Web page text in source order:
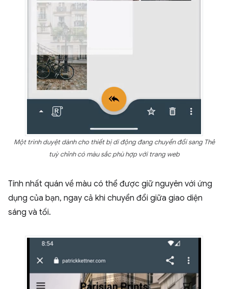
Một trình duyệt dành cho thiết bị di động đang chuyển đổi sang Thẻ
tuỳ chỉnh có màu sắc phù hợp với trang web
Tính nhất quán về màu có thể được giữ nguyên với ứng
dụng của bạn, ngay cả khi chuyển đổi giữa giao diện
sáng và tối.